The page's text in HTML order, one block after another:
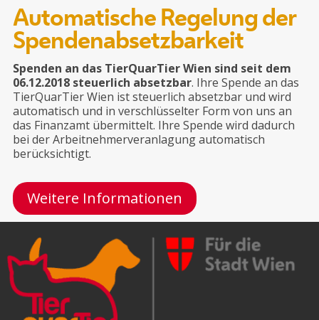
Automatische Regelung der
Spendenabsetzbarkeit
Spenden an das TierQuarTier Wien sind seit dem
06.12.2018 steuerlich absetzbar. Ihre Spende an das
TierQuarTier Wien ist steuerlich absetzbar und wird
automatisch und in verschlüsselter Form von uns an
das Finanzamt übermittelt. Ihre Spende wird dadurch
bei der Arbeitnehmerveranlagung automatisch
berücksichtigt.
Weitere Informationen